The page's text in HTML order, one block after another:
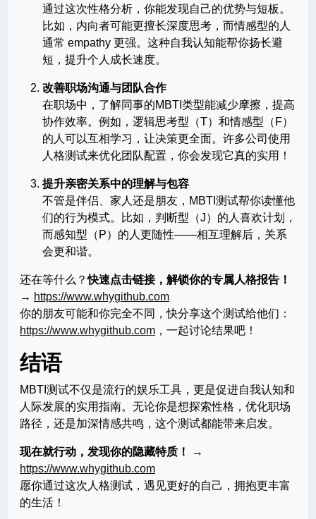
通过这次性格分析，你能发现自己的优势与短板。
比如，内向者可能更擅长深度思考，而情感型的人
通常 empathy 更强。这种自我认知能帮你扬长避
短，提升个人成长速度。
改善职场沟通与团队合作
在职场中，了解同事的MBTI类型能减少摩擦，提高
协作效率。例如，逻辑思考型（T）和情感型（F）
的人可以互相学习，让决策更全面。许多公司使用
人格测试来优化团队配置，你会发现它真的实用！
提升亲密关系中的理解与包容
不管是伴侣、家人还是朋友，MBTI测试帮你读懂他
们的行为模式。比如，判断型（J）的人喜欢计划，
而感知型（P）的人更随性——相互理解后，关系
会更和谐。
还在等什么？快速点击链接，解锁你的专属人格报告！
→ https://www.whygithub.com
你的朋友可能和你完全不同，快分享这个测试给他们：
https://www.whygithub.com ，一起讨论结果吧！
结语
MBTI测试不仅是流行的娱乐工具，更是促进自我认知和
人际发展的实用指南。无论你是想探索性格，优化职场
路径，还是加深情感共鸣，这个测试都能带来启发。
现在就行动，发现你的隐藏特质！
→
https://www.whygithub.com
愿你通过这次人格测试，遇见更好的自己，拥抱更丰富
的生活！